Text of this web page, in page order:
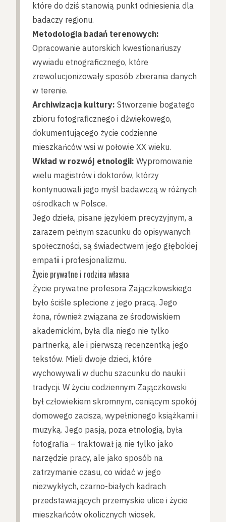
które do dziś stanowią punkt odniesienia dla
badaczy regionu.
Metodologia badań terenowych:
Opracowanie autorskich kwestionariuszy
wywiadu etnograficznego, które
zrewolucjonizowały sposób zbierania danych
w terenie.
Archiwizacja kultury: Stworzenie bogatego
zbioru fotograficznego i dźwiękowego,
dokumentującego życie codzienne
mieszkańców wsi w połowie XX wieku.
Wkład w rozwój etnologii: Wypromowanie
wielu magistrów i doktorów, którzy
kontynuowali jego myśl badawczą w różnych
ośrodkach w Polsce.
Jego dzieła, pisane językiem precyzyjnym, a
zarazem pełnym szacunku do opisywanych
społeczności, są świadectwem jego głębokiej
empatii i profesjonalizmu.
Życie prywatne i rodzina własna
Życie prywatne profesora Zajączkowskiego
było ściśle splecione z jego pracą. Jego
żona, również związana ze środowiskiem
akademickim, była dla niego nie tylko
partnerką, ale i pierwszą recenzentką jego
tekstów. Mieli dwoje dzieci, które
wychowywali w duchu szacunku do nauki i
tradycji. W życiu codziennym Zajączkowski
był człowiekiem skromnym, ceniącym spokój
domowego zacisza, wypełnionego książkami i
muzyką. Jego pasją, poza etnologią, była
fotografia – traktował ją nie tylko jako
narzędzie pracy, ale jako sposób na
zatrzymanie czasu, co widać w jego
niezwykłych, czarno-białych kadrach
przedstawiających przemyskie ulice i życie
mieszkańców okolicznych wiosek.